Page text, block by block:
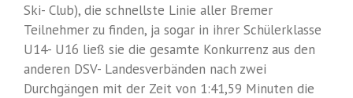
Ski- Club), die schnellste Linie aller Bremer
Teilnehmer zu finden, ja sogar in ihrer Schülerklasse
U14- U16 ließ sie die gesamte Konkurrenz aus den
anderen DSV- Landesverbänden nach zwei
Durchgängen mit der Zeit von 1:41,59 Minuten die